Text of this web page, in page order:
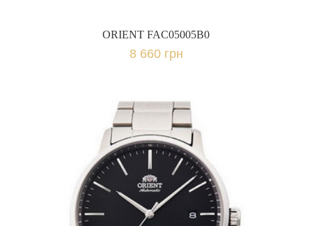
ORIENT FAC05005B0
8 660 грн